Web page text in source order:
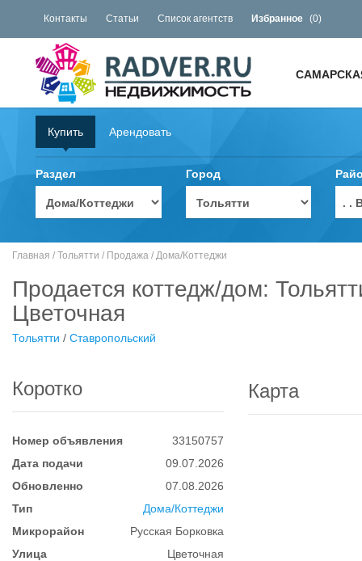
Контакты Статьи Список агентств Избранное (0)
Купить Арендовать
Раздел Город
. .
Главная / Тольятти / Продажа / Дома/Коттеджи
Продается коттедж/дом:
Цветочная
Тольятти / Ставропольский
Коротко
Номер объявления
33150757
Дата подачи
09.07.2026
Обновленно
07.08.2026
Тип
Дома/Коттеджи
Микрорайон
Русская Борковка
Улица
Цветочная
Карта